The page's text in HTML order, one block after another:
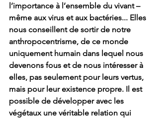
l’importance à l’ensemble du vivant –
même aux virus et aux bactéries... Elles
nous conseillent de sortir de notre
anthropocentrisme, de ce monde
uniquement humain dans lequel nous
devenons fous et de nous intéresser à
elles, pas seulement pour leurs vertus,
mais pour leur existence propre. Il est
possible de développer avec les
végétaux une véritable relation qui